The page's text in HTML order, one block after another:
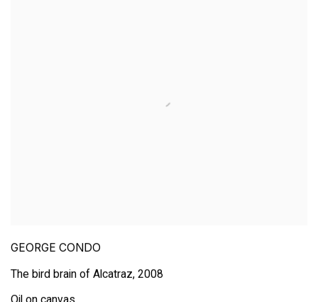
GEORGE CONDO
The bird brain of Alcatraz, 2008